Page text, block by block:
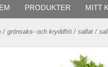
PRODUKTER MITT
/ grönsaks- och kryddfrö / sallat /